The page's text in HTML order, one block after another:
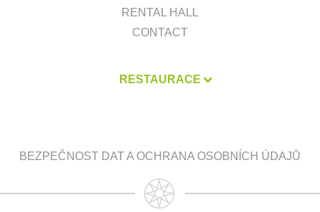
RENTAL HALL
CONTACT
RESTAURACE
BEZPEČNOST DAT A OCHRANA OSOBNÍCH ÚDAJŮ